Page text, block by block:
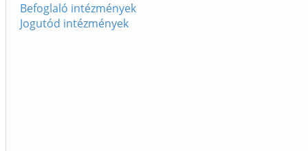
Befoglaló intézmények
Jogutód intézmények